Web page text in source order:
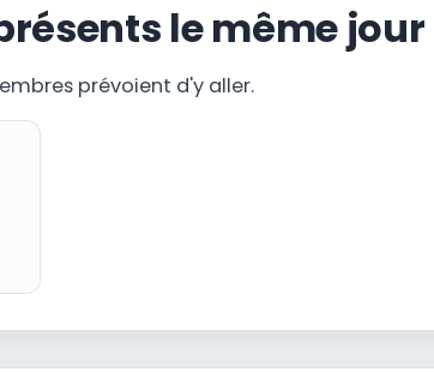
le même jour
prévoient d'y aller.